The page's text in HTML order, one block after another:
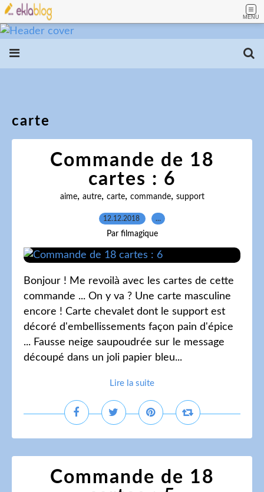
MENU
carte
Commande de 18
cartes : 6
aime, autre, carte, commande, support
12.12.2018 …
Par filmagique
Bonjour ! Me revoilà avec les cartes de cette
commande ... On y va ? Une carte masculine
encore ! Carte chevalet dont le support est
décoré d'embellissements façon pain d'épice
... Fausse neige saupoudrée sur le message
découpé dans un joli papier bleu...
Lire la suite
Commande de 18